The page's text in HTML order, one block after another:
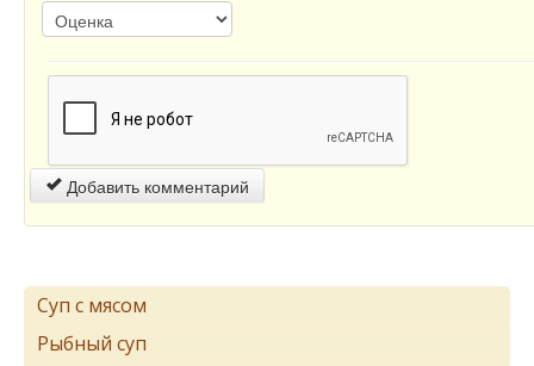
Добавить комментарий
Суп с мясом
Рыбный суп